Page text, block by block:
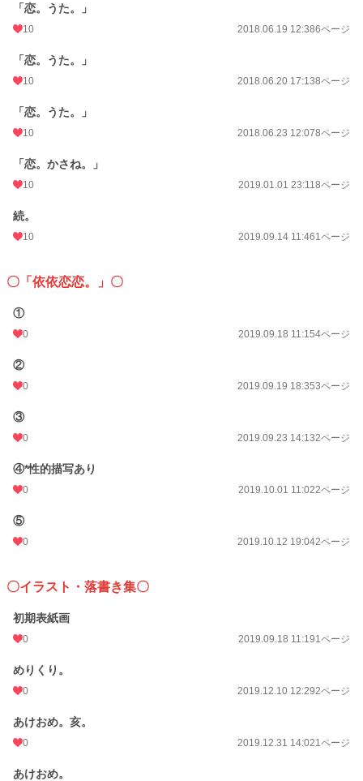
「恋。うた。」
10 2018.06.19 12:386ページ
「恋。うた。」
10 2018.06.20 17:138ページ
「恋。うた。」
10 2018.06.23 12:078ページ
「恋。かさね。」
10 2019.01.01 23:118ページ
続。
10 2019.09.14 11:461ページ
〇「依依恋恋。」〇
①
0 2019.09.18 11:154ページ
②
0 2019.09.19 18:353ページ
③
0 2019.09.23 14:132ページ
④*性的描写あり
0 2019.10.01 11:022ページ
⑤
0 2019.10.12 19:042ページ
〇イラスト・落書き集〇
初期表紙画
0 2019.09.18 11:191ページ
めりくり。
0 2019.12.10 12:292ページ
あけおめ。亥。
0 2019.12.31 14:021ページ
あけおめ。